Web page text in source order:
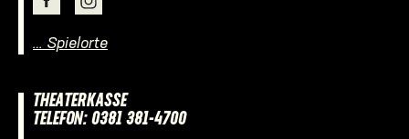
… Spielorte
THEATERKASSE
TELEFON: 0381 381-4700